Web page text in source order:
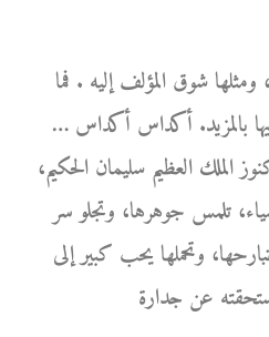
شوق المؤلف إليه . فما
بالمزيد. أكداس أكداس …
الملك العظيم سليمان الحكيم،
تلمس جوهرها، وتجلو سر
وتحملها يحب كبير إلى